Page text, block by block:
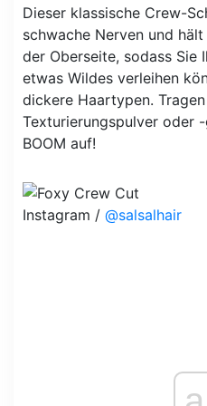
Dieser klassische Crew-
schwache Nerven und
der Oberseite, sodass Sie
etwas Wildes verleihen
dickere Haartypen.
Texturierungspulver oder
BOOM auf!
Instagram / @salsalhair